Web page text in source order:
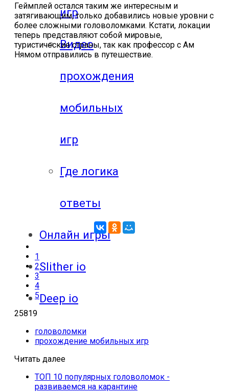
игр
Видео
прохождения
мобильных
игр
Где логика
ответы
Онлайн игры
Slither io
Deep io
Геймплей остался таким же интересным и
затягивающим, только добавились новые уровни с
более сложными головоломками. Кстати, локации
теперь представляют собой мировые,
туристические страны, так как профессор с Ам
Нямом отправились в путешествие.
1
2
3
4
5
25819
головоломки
прохождение мобильных игр
Читать далее
ТОП 10 популярных головоломок -
развиваемся на карантине